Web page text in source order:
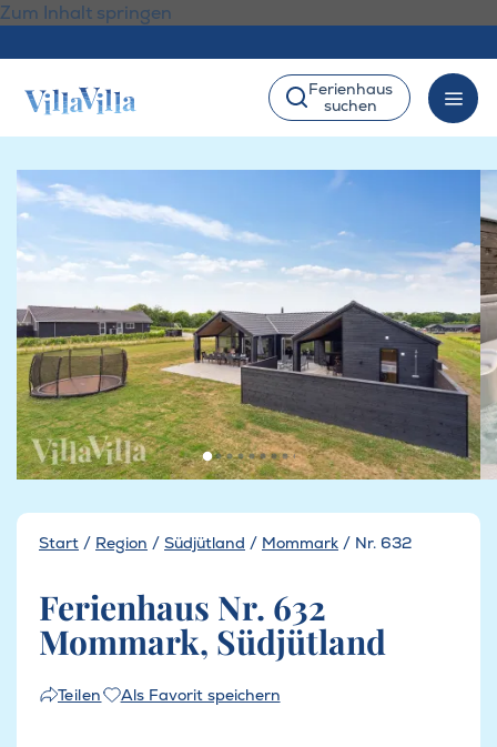
Zum Inhalt springen
Ferienhaus
suchen
Start / Region / Südjütland / Mommark / Nr. 632
Ferienhaus Nr. 632
Mommark, Südjütland
Teilen Als Favorit speichern